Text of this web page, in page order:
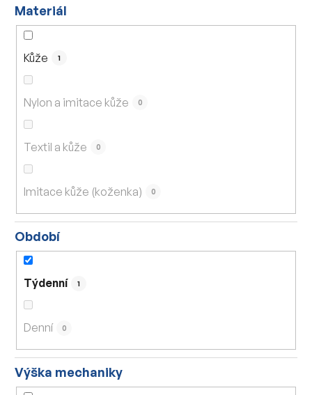
Materiál
Kůže 1
Nylon a imitace kůže 0
Textil a kůže 0
Imitace kůže (koženka) 0
Období
Týdenní 1
Denní 0
Výška mechaniky